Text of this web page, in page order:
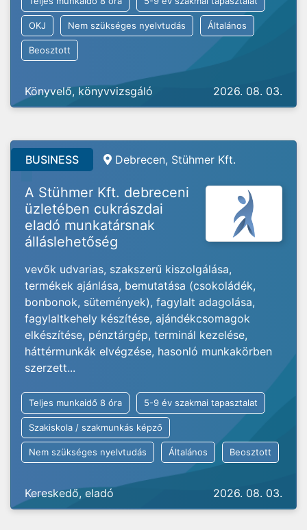
OKJ Nem szükséges nyelvtudás Általános
Beosztott
Könyvelő, könyvvizsgáló 2026. 08. 03.
BUSINESS Debrecen, Stühmer Kft.
A Stühmer Kft. debreceni
üzletében cukrászdai
eladó munkatársnak
álláslehetőség
vevők udvarias, szakszerű kiszolgálása,
termékek ajánlása, bemutatása (csokoládék,
bonbonok, sütemények), fagylalt adagolása,
fagylaltkehely készítése, ajándékcsomagok
elkészítése, pénztárgép, terminál kezelése,
háttérmunkák elvégzése, hasonló munkakörben
szerzett...
Teljes munkaidő 8 óra 5-9 év szakmai tapasztalat
Szakiskola / szakmunkás képző
Nem szükséges nyelvtudás Általános Beosztott
Kereskedő, eladó 2026. 08. 03.